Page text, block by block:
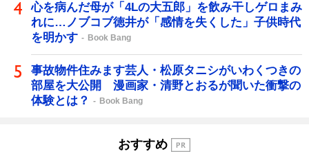
心を病んだ母が「4Lの大五郎」を飲み干しゲロまみ
れに…ノブコブ徳井が「感情を失くした」子供時代
を明かす
Book Bang
事故物件住みます芸人・松原タニシがいわくつきの
部屋を大公開 漫画家・清野とおるが聞いた衝撃の
体験とは？
Book Bang
おすすめ